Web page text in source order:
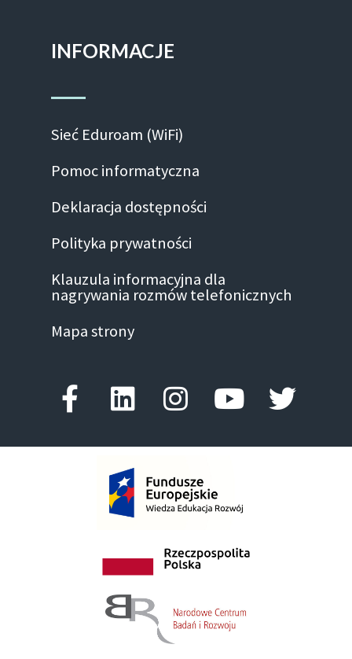
INFORMACJE
Sieć Eduroam (WiFi)
Pomoc informatyczna
Deklaracja dostępności
Polityka prywatności
Klauzula informacyjna dla
nagrywania rozmów telefonicznych
Mapa strony
Facebook-f
LinkedinInstagram
Youtube